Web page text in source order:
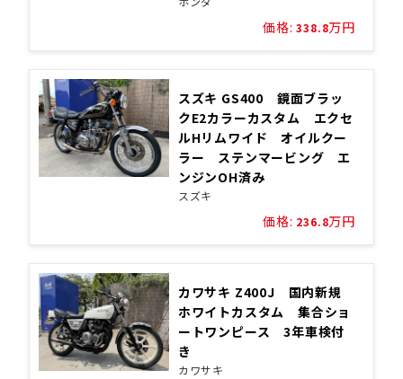
価格: 338.8万円
スズキ GS400 鏡面ブラッ
クE2カラーカスタム エクセ
ルHリムワイド オイルクー
ラー ステンマービング エ
ンジンOH済み
スズキ
価格: 236.8万円
カワサキ Z400J 国内新規
ホワイトカスタム 集合ショ
ートワンピース 3年車検付
き
カワサキ